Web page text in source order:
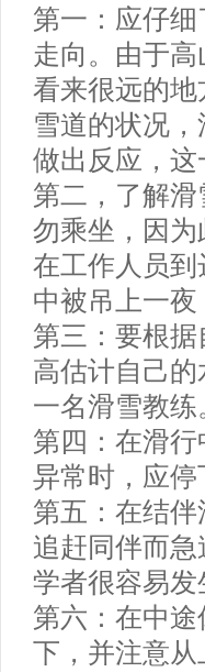
第一：应仔
走向。由于
看来很远的
雪道的状况
做出反应，
第二，了解
勿乘坐，因
在工作人员
中被吊上一
第三：要根
高估计自己
一名滑雪教练
第四：在滑
异常时，应停
第五：在结
追赶同伴而
学者很容易发
第六：在中
下，并注意从